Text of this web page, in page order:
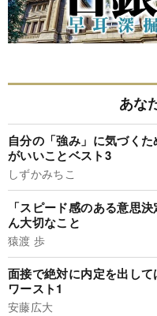
あな
自分の「強み」に気づく
がいいことベスト3
しずかみちこ
「スピード感のある意思
ん大切なこと
猿渡 歩
面接で絶対に内定を出して
ワースト1
安藤広大